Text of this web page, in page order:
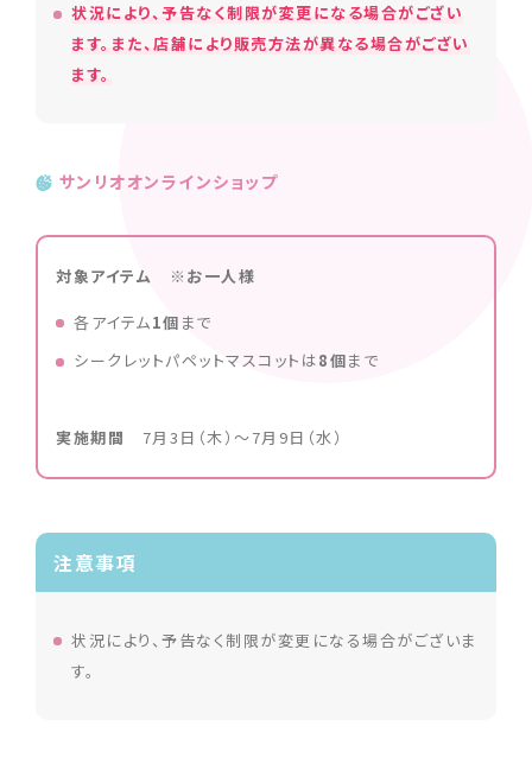
状況により、予告なく制限が変更になる場合がござい
ます。また、店舗により販売方法が異なる場合がござい
ます。
サンリオオンラインショップ
対象アイテム ※お一人様
各アイテム1個 まで
シークレットパペットマスコットは8個まで
実施期間 7月3日（木）〜7月9日（水）
注意事項
状況により、予告なく制限が変更になる場合がございま
す。